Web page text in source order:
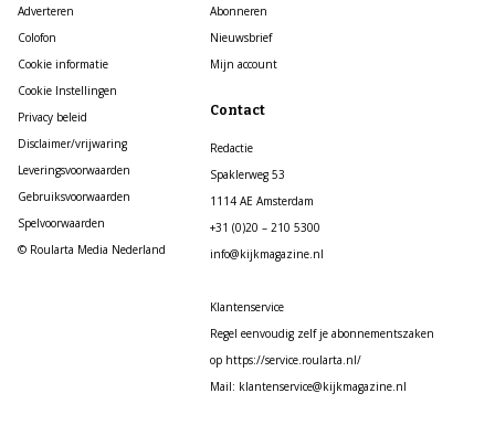
Adverteren
Colofon
Cookie informatie
Cookie Instellingen
Privacy beleid
Disclaimer/vrijwaring
Leveringsvoorwaarden
Gebruiksvoorwaarden
Spelvoorwaarden
© Roularta Media Nederland
Abonneren
Nieuwsbrief
Mijn account
Contact
Redactie
Spaklerweg 53
1114 AE Amsterdam
+31 (0)20 – 210 5300
info@kijkmagazine.nl
Klantenservice
Regel eenvoudig zelf je abonnementszaken
op https://service.roularta.nl/
Mail: klantenservice@kijkmagazine.nl